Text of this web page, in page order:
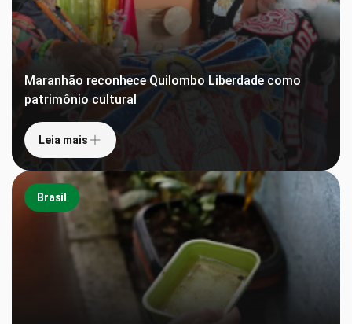
Maranhão reconhece Quilombo Liberdade como
patrimônio cultural
Leia mais
Brasil